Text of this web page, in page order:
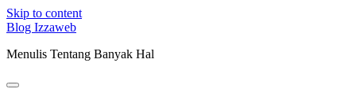
Skip to content
Blog Izzaweb
Menulis Tentang Banyak Hal